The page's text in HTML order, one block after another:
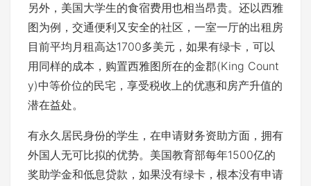
另外，美国大学生的食宿费用也相当昂贵。还以西雅
图为例，交通便利又安全的社区，一室一厅的出租房
目前平均月租高达1700多美元，如果有绿卡，可以
用同样的成本，购置西雅图所在的金郡(King Count
y)中等价位的民宅，享受税收上的优惠和房产升值的
潜在益处。
有永久居民身份的学生，在申请财务资助方面，拥有
外国人无可比拟的优势。美国教育部每年1500亿的
奖助学金和低息贷款，如果没有绿卡，根本没有申请